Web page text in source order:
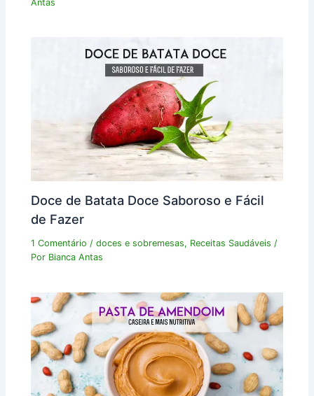
Antas
Doce de Batata Doce Saboroso e Fácil
de Fazer
1 Comentário /doces e sobremesas, Receitas Saudáveis /
Por Bianca Antas